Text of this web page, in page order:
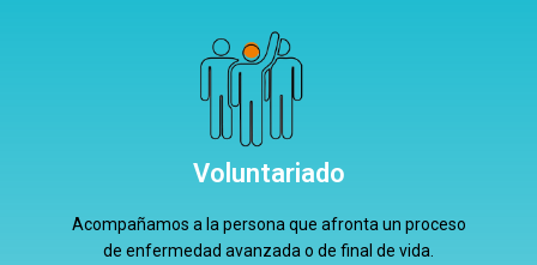
Voluntariado
Acompañamos a la persona que afronta un proceso
de enfermedad avanzada o de final de vida.